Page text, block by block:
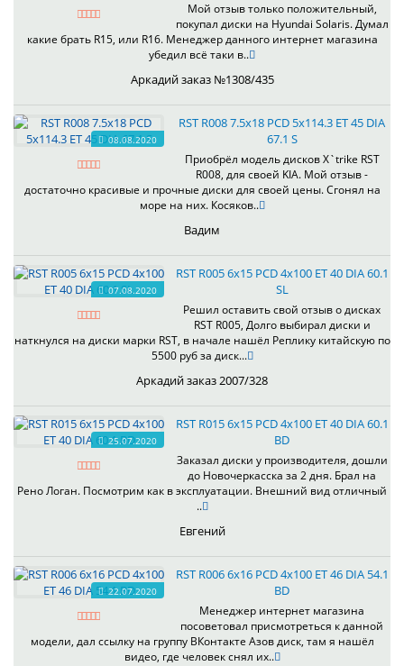
Мой отзыв только положительный,
покупал диски на Hyundai Solaris. Думал
какие брать R15, или R16. Менеджер данного интернет магазина
убедил всё таки в..
Аркадий заказ №1308/435
08.08.2020
RST R008 7.5x18 PCD 5x114.3 ET 45 DIA
67.1 S
Приобрёл модель дисков X`trike RST
R008, для своей KIA. Мой отзыв -
достаточно красивые и прочные диски для своей цены. Сгонял на
море на них. Косяков..
Вадим
07.08.2020
RST R005 6x15 PCD 4x100 ET 40 DIA 60.1
SL
Решил оставить свой отзыв о дисках
RST R005, Долго выбирал диски и
наткнулся на диски марки RST, в начале нашёл Реплику китайскую по
5500 руб за диск...
Аркадий заказ 2007/328
25.07.2020
RST R015 6x15 PCD 4x100 ET 40 DIA 60.1
BD
Заказал диски у производителя, дошли
до Новочеркасска за 2 дня. Брал на
Рено Логан. Посмотрим как в эксплуатации. Внешний вид отличный
..
Евгений
22.07.2020
RST R006 6x16 PCD 4x100 ET 46 DIA 54.1
BD
Менеджер интернет магазина
посоветовал присмотреться к данной
модели, дал ссылку на группу ВКонтакте Азов диск, там я нашёл
видео, где человек снял их..